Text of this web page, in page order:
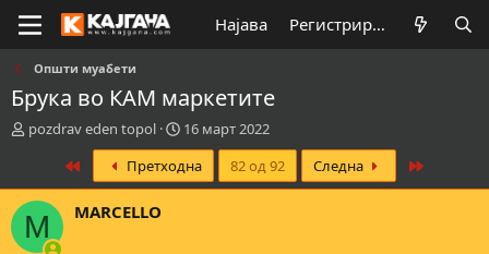
Најава Регистрирај се
Општи муабети
Брука во КАМ маркетите
К
а
т
о
pozdrav eden topol
В
р
е
м
16 март 2022
Претходна 82 од 92 Следна
M MARCELLO